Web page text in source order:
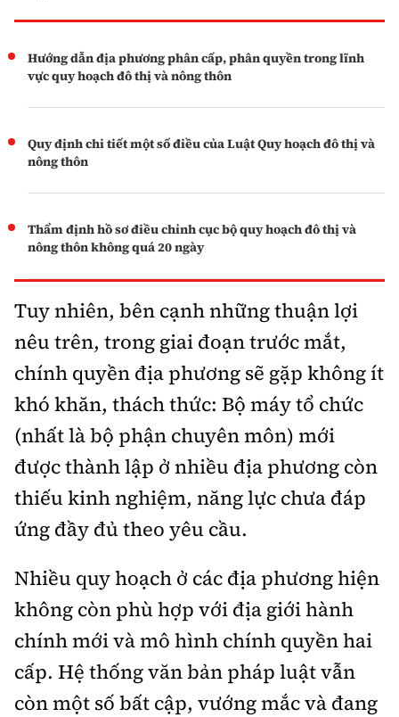
Hướng dẫn địa phương phân cấp, phân quyền trong lĩnh
vực quy hoạch đô thị và nông thôn
Quy định chi tiết một số điều của Luật Quy hoạch đô thị và
nông thôn
Thẩm định hồ sơ điều chỉnh cục bộ quy hoạch đô thị và
nông thôn không quá 20 ngày
Tuy nhiên, bên cạnh những thuận lợi
nêu trên, trong giai đoạn trước mắt,
chính quyền địa phương sẽ gặp không ít
khó khăn, thách thức: Bộ máy tổ chức
(nhất là bộ phận chuyên môn) mới
được thành lập ở nhiều địa phương còn
thiếu kinh nghiệm, năng lực chưa đáp
ứng đầy đủ theo yêu cầu.
Nhiều quy hoạch ở các địa phương hiện
không còn phù hợp với địa giới hành
chính mới và mô hình chính quyền hai
cấp. Hệ thống văn bản pháp luật vẫn
còn một số bất cập, vướng mắc và đang